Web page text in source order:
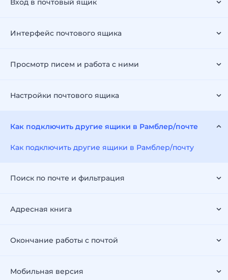
Вход в почтовый ящик
Интерфейс почтового ящика
Просмотр писем и работа с ними
Настройки почтового ящика
Как подключить другие ящики в Рамблер/почте
Как подключить другие ящики в Рамблер/почту
Поиск по почте и фильтрация
Адресная книга
Окончание работы с почтой
Мобильная версия